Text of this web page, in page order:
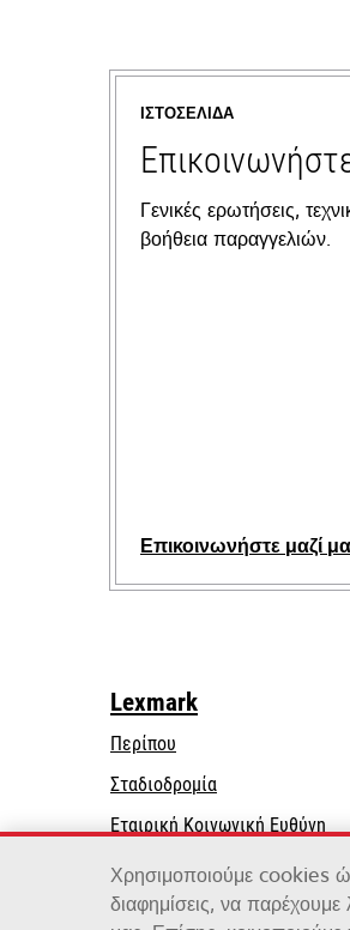
ΙΣΤΟΣΕΛΊΔΑ
Γενικές ερωτήσεις,
βοήθεια παραγγελιών.
Επικοινωνήστε μαζί
Lexmark
Περίπου
Σταδιοδρομία
Εταιρική Κοινωνική Ευθύνη
a
Βιωσιμότητα
Χρησιμοποιούμε cookies
διαφημίσεις, να